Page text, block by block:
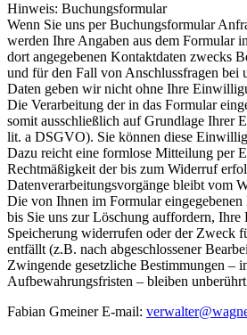
Hinweis: Buchungsformular
Wenn Sie uns per Buchungsformular
werden Ihre Angaben aus dem Formular
dort angegebenen Kontaktdaten zwecks
und für den Fall von Anschlussfragen bei
Daten geben wir nicht ohne Ihre
Die Verarbeitung der in das Formular
somit ausschließlich auf Grundlage Ihrer
lit. a DSGVO). Sie können diese
Dazu reicht eine formlose Mitteilung per
Rechtmäßigkeit der bis zum Widerruf
Datenverarbeitungsvorgänge bleibt vom
Die von Ihnen im Formular eingegebenen
bis Sie uns zur Löschung auffordern,
Speicherung widerrufen oder der Zweck
entfällt (z.B. nach abgeschlossener
Zwingende gesetzliche Bestimmungen –
Aufbewahrungsfristen – bleiben
Fabian Gmeiner E-mail: